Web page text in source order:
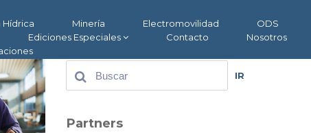
Hídrica Minería Electromovilidad
ODS
Ediciones Especiales Contacto
Nosotros
IR
Partners